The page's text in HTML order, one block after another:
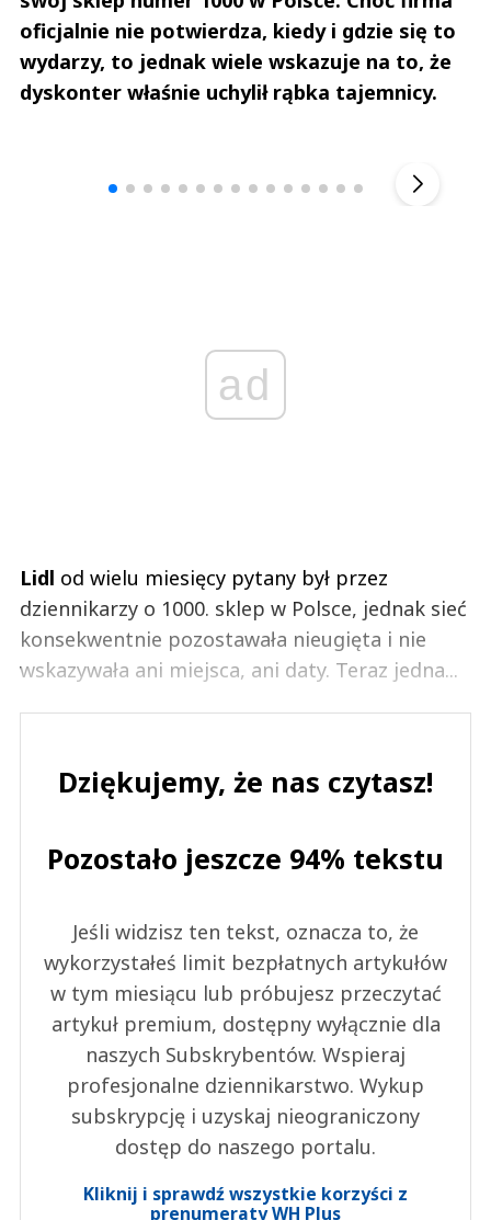
oficjalnie nie potwierdza, kiedy i gdzie się to
wydarzy, to jednak wiele wskazuje na to, że
dyskonter właśnie uchylił rąbka tajemnicy.
ad
Lidl od wielu miesięcy pytany był przez
dziennikarzy o 1000. sklep w Polsce, jednak sieć
konsekwentnie pozostawała nieugięta i nie
wskazywała ani miejsca, ani daty. Teraz jedna...
Dziękujemy, że nas czytasz!
Pozostało jeszcze 94% tekstu
Jeśli widzisz ten tekst, oznacza to, że
wykorzystałeś limit bezpłatnych artykułów
w tym miesiącu lub próbujesz przeczytać
artykuł premium, dostępny wyłącznie dla
naszych Subskrybentów. Wspieraj
profesjonalne dziennikarstwo. Wykup
subskrypcję i uzyskaj nieograniczony
dostęp do naszego portalu.
Kliknij i sprawdź wszystkie korzyści z
prenumeraty WH Plus